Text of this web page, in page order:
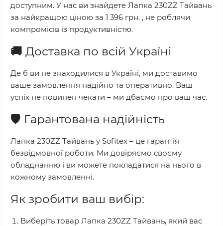
доступним. У нас ви знайдете Лапка 230ZZ Тайвань
за найкращою ціною за 1 396 грн. , не роблячи
компромісів із продуктивністю.
🚚 Доставка по всій Україні
Де б ви не знаходилися в Україні, ми доставимо
ваше замовлення надійно та оперативно. Ваш
успіх не повинен чекати – ми дбаємо про ваш час.
🛡️ Гарантована надійність
Лапка 230ZZ Тайвань у Sofitex – це гарантія
безвідмовної роботи. Ми довіряємо своєму
обладнанню і ви можете покладатися на нього в
кожному замовленні.
Як зробити ваш вибір:
Виберіть товар Лапка 230ZZ Тайвань, який вас